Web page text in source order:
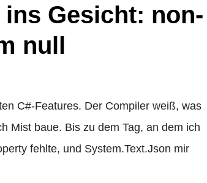
Gesicht: non-
null
C#-Features. Der Compiler weiß, was
Mist baue. Bis zu dem Tag, an dem ich
fehlte, und System.Text.Json mir